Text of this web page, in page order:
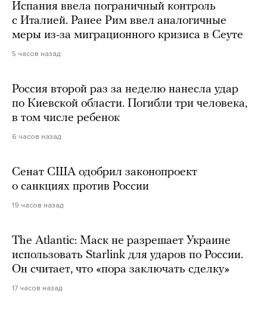
Испания ввела пограничный контроль
с Италией. Ранее Рим ввел аналогичные
меры из-за миграционного кризиса в Сеуте
5 часов назад
Россия второй раз за неделю нанесла удар
по Киевской области. Погибли три человека,
в том числе ребенок
6 часов назад
Сенат США одобрил законопроект
о санкциях против России
19 часов назад
The Atlantic: Маск не разрешает Украине
использовать Starlink для ударов по России.
Он считает, что «пора заключать сделку»
17 часов назад